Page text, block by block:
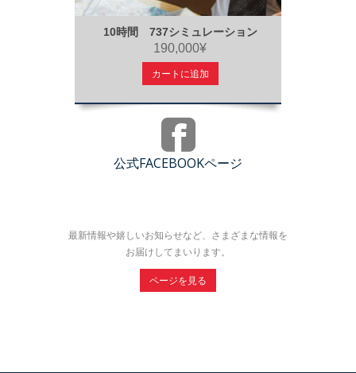
10時間 737シミュレーション
190,000¥
カートに追加
公式FACEBOOKページ
最新情報や嬉しいお知らせなど、さまざまな情報を
お届けしてまいります。
ページを見る